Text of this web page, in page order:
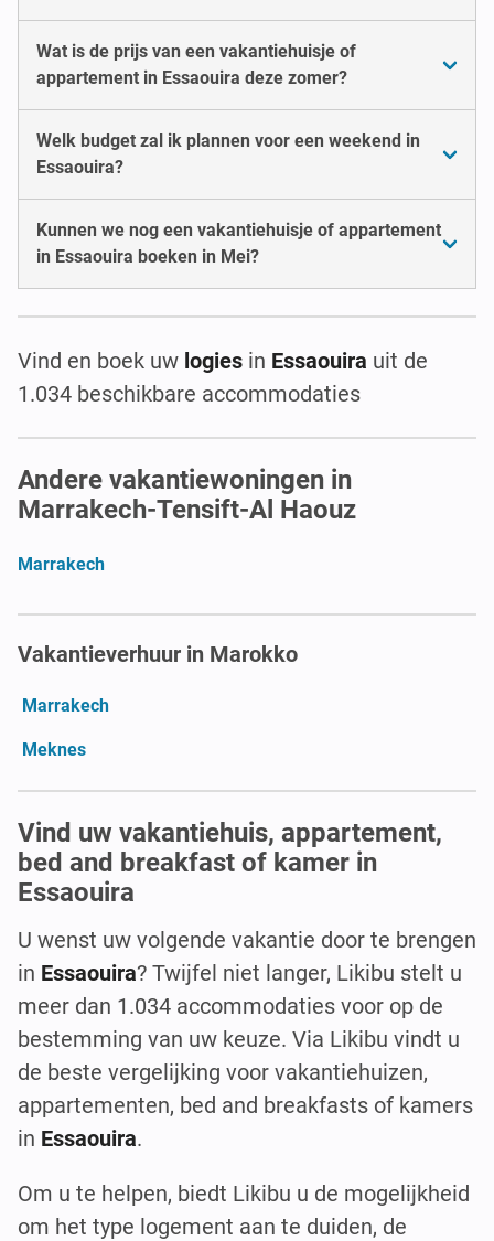
Wat is de prijs van een vakantiehuisje of
appartement in Essaouira deze zomer?
Welk budget zal ik plannen voor een weekend in
Essaouira?
Kunnen we nog een vakantiehuisje of appartement
in Essaouira boeken in Mei?
Vind en boek uw logies in Essaouira uit de
1.034 beschikbare accommodaties
Andere vakantiewoningen in
Marrakech-Tensift-Al Haouz
Marrakech
Vakantieverhuur in Marokko
Marrakech
Meknes
Vind uw vakantiehuis, appartement,
bed and breakfast of kamer in
Essaouira
U wenst uw volgende vakantie door te brengen
in Essaouira? Twijfel niet langer, Likibu stelt u
meer dan 1.034 accommodaties voor op de
bestemming van uw keuze. Via Likibu vindt u
de beste vergelijking voor vakantiehuizen,
appartementen, bed and breakfasts of kamers
in Essaouira.
Om u te helpen, biedt Likibu u de mogelijkheid
om het type logement aan te duiden, de